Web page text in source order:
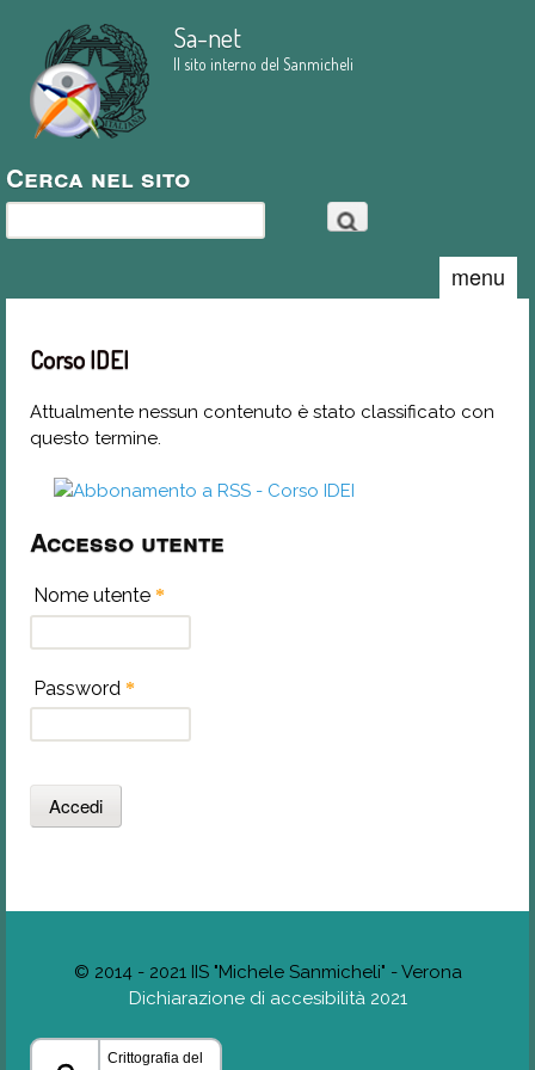
principale
Sa-net
Il sito interno del Sanmicheli
Cerca nel sito
menu
Corso IDEI
Attualmente nessun contenuto è stato classificato con
questo termine.
Accesso utente
Nome utente *
Password *
© 2014 - 2021 IIS "Michele Sanmicheli" - Verona
Dichiarazione di accesibilità 2021